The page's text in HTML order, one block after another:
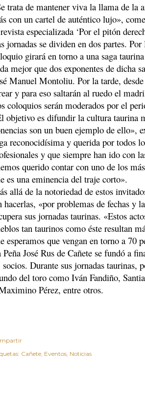
trata de mantener viva la llama de la
con un cartel de auténtico lujo»,
especializada ‘Por el pitón
jornadas se dividen en dos partes.
girará en torno a una saga
mejor que dos exponentes de
Manuel Montoliu. Por la tarde,
y para eso saltarán al ruedo el
coloquios serán moderados por el
objetivo es difundir la cultura taurina
son un buen ejemplo de ello»,
reconocidísima y querida por todos
y que siempre han ido con
querido contar con uno de los
es una eminencia del traje corto».
allá de la notoriedad de estos
hacerlas, «por problemas de fechas y
sus jornadas taurinas. «Estos
tan taurinos como éste resultan
esperamos que vengan en torno a 70
Peña José Rus de Cañete se fundó a
socios. Durante sus jornadas taurinas,
del toro como Iván Fandiño,
Pérez, entre otros.
Cañete Eventos Noticias